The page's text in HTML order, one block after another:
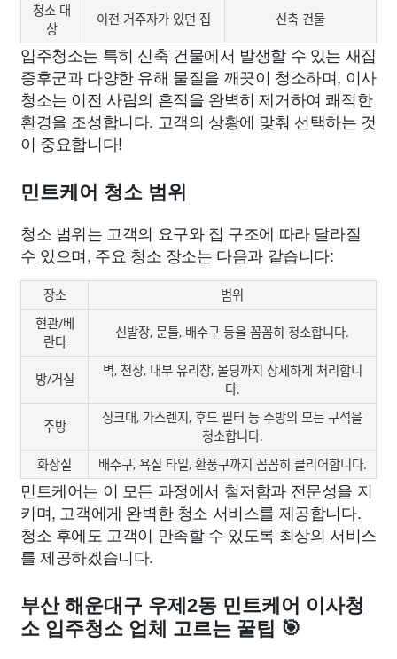
청소 대
상
이전 거주자가 있던 집 신축 건물
입주청소는 특히 신축 건물에서 발생할 수 있는 새집
증후군과 다양한 유해 물질을 깨끗이 청소하며, 이사
청소는 이전 사람의 흔적을 완벽히 제거하여 쾌적한
환경을 조성합니다. 고객의 상황에 맞춰 선택하는 것
이 중요합니다!
민트케어 청소 범위
청소 범위는 고객의 요구와 집 구조에 따라 달라질
수 있으며, 주요 청소 장소는 다음과 같습니다:
장소
범위
현관/베
란다
신발장, 문틀, 배수구 등을 꼼꼼히 청소합니다.
방/거실
벽, 천장, 내부 유리창, 몰딩까지 상세하게 처리합니
다.
주방
싱크대, 가스렌지, 후드 필터 등 주방의 모든 구석을
청소합니다.
화장실
배수구, 욕실 타일, 환풍구까지 꼼꼼히 클리어합니다.
민트케어는 이 모든 과정에서 철저함과 전문성을 지
키며, 고객에게 완벽한 청소 서비스를 제공합니다.
청소 후에도 고객이 만족할 수 있도록 최상의 서비스
를 제공하겠습니다.
부산 해운대구 우제2동 민트케어 이사청
소 입주청소 업체 고르는 꿀팁 🎯